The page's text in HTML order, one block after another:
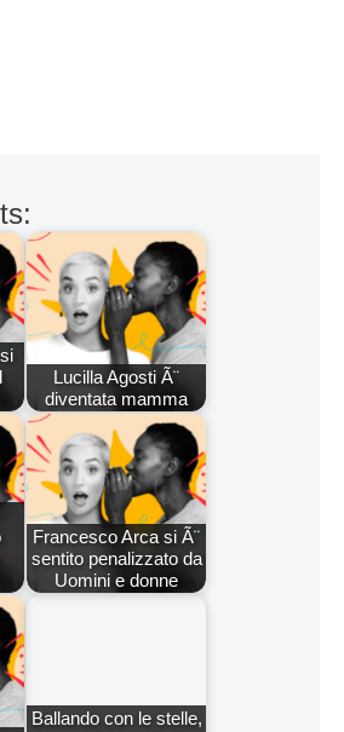
Lucilla Agosti Ã¨
diventata mamma
Francesco Arca si Ã¨
sentito penalizzato da
Uomini e donne
Ballando con le stelle,